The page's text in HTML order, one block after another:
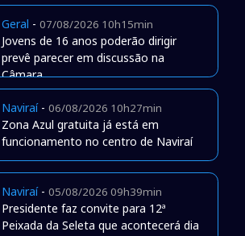
Geral - 07/08/2026 10h15min
Jovens de 16 anos poderão dirigir
prevê parecer em discussão na
Câmara
Naviraí- 06/08/2026 10h27min
Zona Azul gratuita já está em
funcionamento no centro de Naviraí
Naviraí- 05/08/2026 09h39min
Presidente faz convite para 12ª
Peixada da Seleta que acontecerá dia